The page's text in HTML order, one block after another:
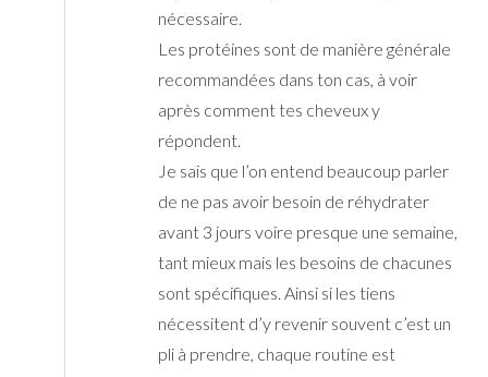
nécessaire.
Les protéines sont de manière générale
recommandées dans ton cas, à voir
après comment tes cheveux y
répondent.
Je sais que l’on entend beaucoup parler
de ne pas avoir besoin de réhydrater
avant 3 jours voire presque une semaine,
tant mieux mais les besoins de chacunes
sont spécifiques. Ainsi si les tiens
nécessitent d’y revenir souvent c’est un
pli à prendre, chaque routine est